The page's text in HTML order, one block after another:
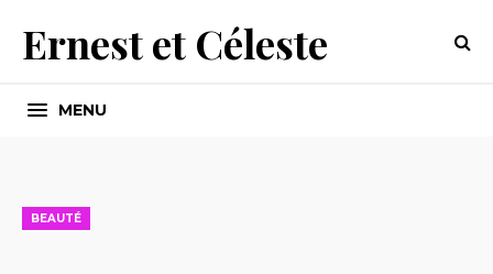
Ernest et Céleste
MENU
BEAUTÉ